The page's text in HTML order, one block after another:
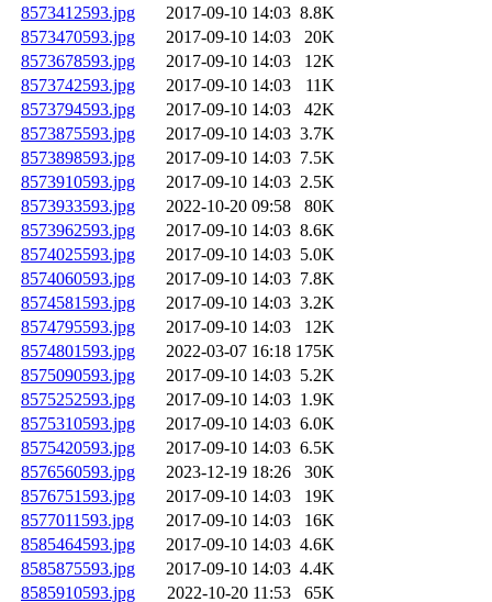
8573412593.jpg
2017-09-10 14:03 8.8K
8573470593.jpg
2017-09-10 14:03
20K
8573678593.jpg
2017-09-10 14:03
12K
8573742593.jpg
2017-09-10 14:03
11K
8573794593.jpg
2017-09-10 14:03
42K
8573875593.jpg
2017-09-10 14:03 3.7K
8573898593.jpg
2017-09-10 14:03 7.5K
8573910593.jpg
2017-09-10 14:03 2.5K
8573933593.jpg
2022-10-20 09:58
80K
8573962593.jpg
2017-09-10 14:03 8.6K
8574025593.jpg
2017-09-10 14:03 5.0K
8574060593.jpg
2017-09-10 14:03 7.8K
8574581593.jpg
2017-09-10 14:03 3.2K
8574795593.jpg
2017-09-10 14:03
12K
8574801593.jpg
2022-03-07 16:18 175K
8575090593.jpg
2017-09-10 14:03 5.2K
8575252593.jpg
2017-09-10 14:03 1.9K
8575310593.jpg
2017-09-10 14:03 6.0K
8575420593.jpg
2017-09-10 14:03 6.5K
8576560593.jpg
2023-12-19 18:26
30K
8576751593.jpg
2017-09-10 14:03
19K
8577011593.jpg
2017-09-10 14:03
16K
8585464593.jpg
2017-09-10 14:03 4.6K
8585875593.jpg
2017-09-10 14:03 4.4K
8585910593.jpg
2022-10-20 11:53 65K